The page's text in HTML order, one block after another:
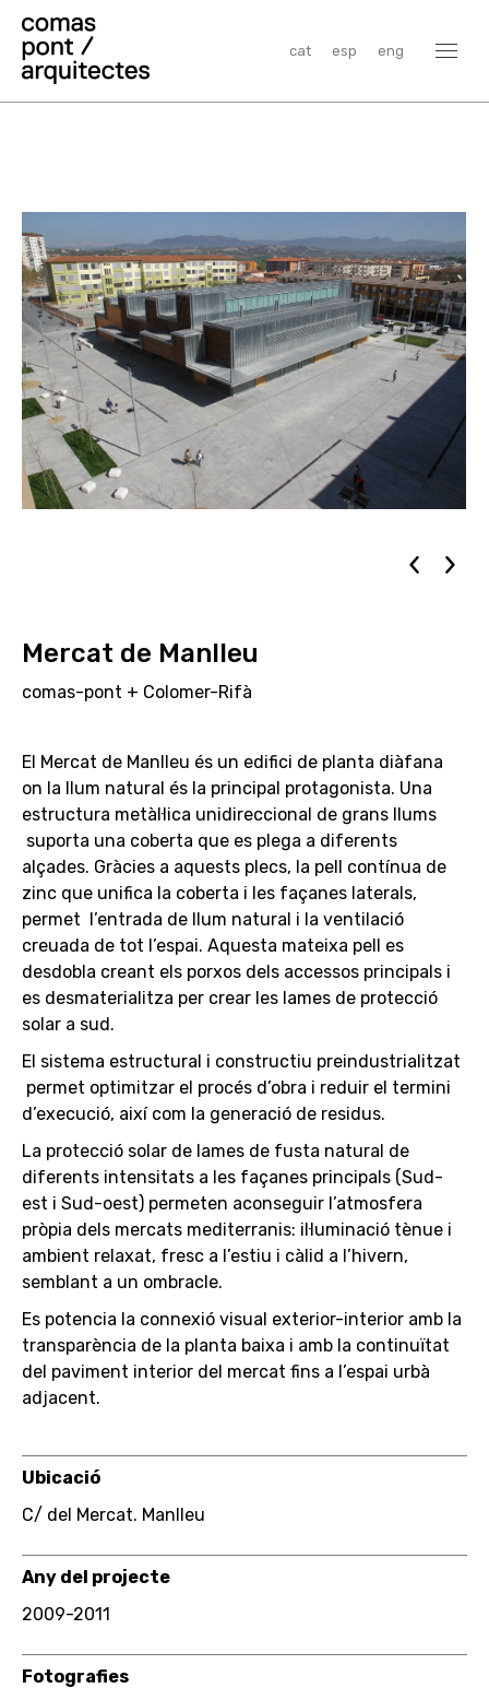
cat esp eng
Mercat de Manlleu
comas-pont + Colomer-Rifà
El Mercat de Manlleu és un edifici de planta diàfana
on la llum natural és la principal protagonista. Una
estructura metàl·lica unidireccional de grans llums
suporta una coberta que es plega a diferents
alçades. Gràcies a aquests plecs, la pell contínua de
zinc que unifica la coberta i les façanes laterals,
permet l’entrada de llum natural i la ventilació
creuada de tot l’espai. Aquesta mateixa pell es
desdobla creant els porxos dels accessos principals i
es desmaterialitza per crear les lames de protecció
solar a sud.
El sistema estructural i constructiu preindustrialitzat
permet optimitzar el procés d’obra i reduir el termini
d’execució, així com la generació de residus.
La protecció solar de lames de fusta natural de
diferents intensitats a les façanes principals (Sud-
est i Sud-oest) permeten aconseguir l’atmosfera
pròpia dels mercats mediterranis: il·luminació tènue i
ambient relaxat, fresc a l’estiu i càlid a l’hivern,
semblant a un ombracle.
Es potencia la connexió visual exterior-interior amb la
transparència de la planta baixa i amb la continuïtat
del paviment interior del mercat fins a l’espai urbà
adjacent.
Ubicació
C/ del Mercat. Manlleu
Any del projecte
2009-2011
Fotografies